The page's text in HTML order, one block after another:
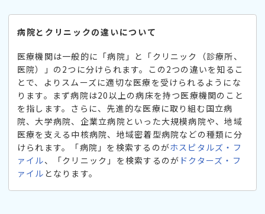
病院とクリニックの違いについて
医療機関は一般的に「病院」と「クリニック（診療所、
医院）」の2つに分けられます。この2つの違いを知るこ
とで、よりスムーズに適切な医療を受けられるようにな
ります。まず病院は20以上の病床を持つ医療機関のこと
を指します。さらに、先進的な医療に取り組む国立病
院、大学病院、企業立病院といった大規模病院や、地域
医療を支える中核病院、地域密着型病院などの種類に分
けられます。「病院」を検索するのがホスピタルズ・フ
ァイル、「クリニック」を検索するのが ドクターズ・フ
ァイル となります。